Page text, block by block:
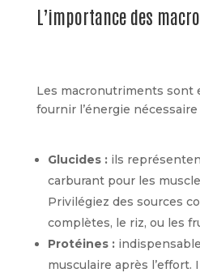
L’importance des
Les macronutriments sont
fournir l’énergie
Glucides :ils
carburant pour les
Privilégiez des sources
complètes, le riz, ou les
Protéines :
musculaire après